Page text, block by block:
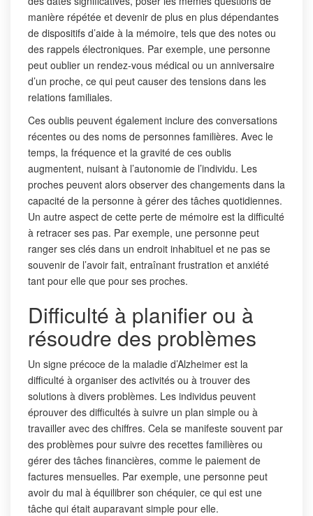
manière répétée et devenir de plus en plus dépendantes
de dispositifs d’aide à la mémoire, tels que des notes ou
des rappels électroniques. Par exemple, une personne
peut oublier un rendez-vous médical ou un anniversaire
d’un proche, ce qui peut causer des tensions dans les
relations familiales.
Ces oublis peuvent également inclure des conversations
récentes ou des noms de personnes familières. Avec le
temps, la fréquence et la gravité de ces oublis
augmentent, nuisant à l’autonomie de l’individu. Les
proches peuvent alors observer des changements dans la
capacité de la personne à gérer des tâches quotidiennes.
Un autre aspect de cette perte de mémoire est la difficulté
à retracer ses pas. Par exemple, une personne peut
ranger ses clés dans un endroit inhabituel et ne pas se
souvenir de l’avoir fait, entraînant frustration et anxiété
tant pour elle que pour ses proches.
Difficulté à planifier ou à
résoudre des problèmes
Un signe précoce de la maladie d’Alzheimer est la
difficulté à organiser des activités ou à trouver des
solutions à divers problèmes. Les individus peuvent
éprouver des difficultés à suivre un plan simple ou à
travailler avec des chiffres. Cela se manifeste souvent par
des problèmes pour suivre des recettes familières ou
gérer des tâches financières, comme le paiement de
factures mensuelles. Par exemple, une personne peut
avoir du mal à équilibrer son chéquier, ce qui est une
tâche qui était auparavant simple pour elle.